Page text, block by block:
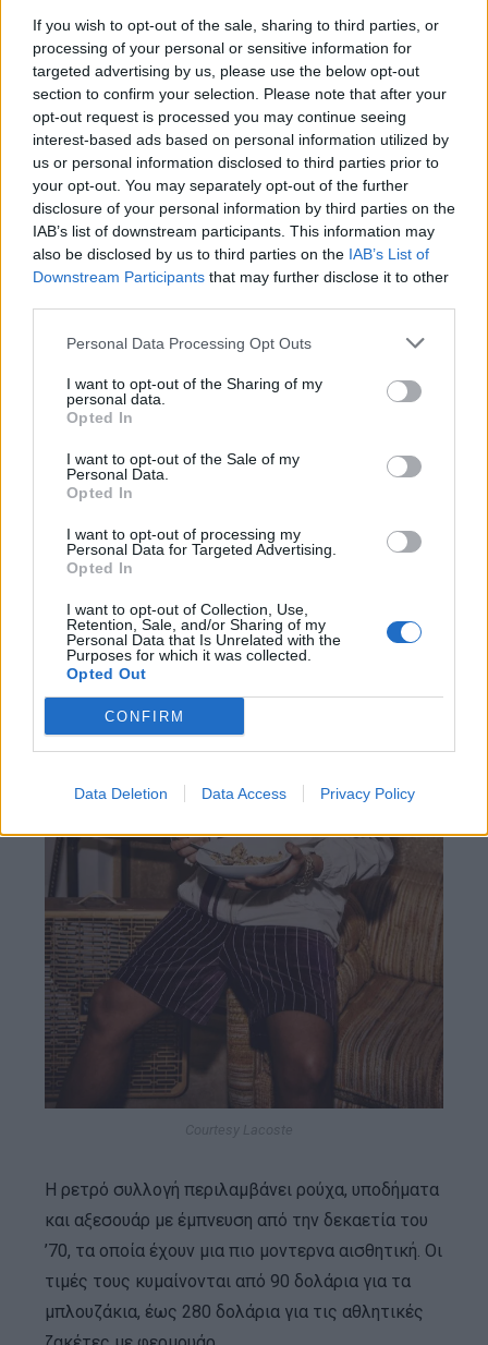
If you wish to opt-out of the sale, sharing to third parties, or
processing of your personal or sensitive information for
targeted advertising by us, please use the below opt-out
section to confirm your selection. Please note that after your
opt-out request is processed you may continue seeing
interest-based ads based on personal information utilized by
us or personal information disclosed to third parties prior to
your opt-out. You may separately opt-out of the further
disclosure of your personal information by third parties on the
IAB’s list of downstream participants. This information may
also be disclosed by us to third parties on the IAB’s List of
Downstream Participants that may further disclose it to other
Personal Data Processing Opt Outs
I want to opt-out of the Sharing of my
personal data.
Opted In
I want to opt-out of the Sale of my
Personal Data.
Opted In
I want to opt-out of processing my
Personal Data for Targeted Advertising.
Opted In
I want to opt-out of Collection, Use,
Retention, Sale, and/or Sharing of my
Personal Data that Is Unrelated with the
Purposes for which it was collected.
Opted Out
CONFIRM
Data Deletion Data Access Privacy Policy
Courtesy Lacoste
Σύμφωνα με τον Mars, η νέα συλλογή με τίτλο
Lacoste x Ricky Regal, περιλαμβάνει κομμάτια που
ο ίδιος θα ήθελε να φορέσει, και μάλιστα εχει
φορέσει να νιώθει ότι είναι ο πιο όμορφος άντρας
σε ένα πάρτι. Ο τύπος που δεν προσπαθεί πολύ
σκληρά για να ξεχωρίσει με το στυλ του.
Η ρετρό συλλογή περιλαμβάνει ρούχα, υποδήματα
και αξεσουάρ με έμπνευση από την δεκαετία του
’70, τα οποία έχουν μια πιο μοντερνα αισθητική. Οι
τιμές τους κυμαίνονται από 90 δολάρια για τα
μπλουζάκια, έως 280 δολάρια για τις αθλητικές